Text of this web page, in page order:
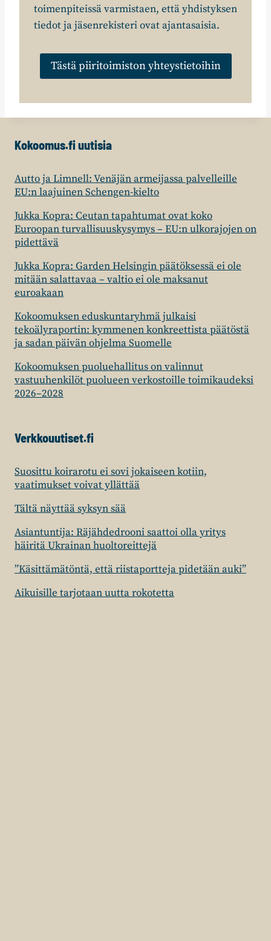
toimenpiteissä varmistaen, että yhdistyksen
tiedot ja jäsenrekisteri ovat ajantasaisia.
Tästä piiritoimiston yhteystietoihin
Kokoomus.fi uutisia
Autto ja Limnell: Venäjän armeijassa palvelleille
EU:n laajuinen Schengen-kielto
Jukka Kopra: Ceutan tapahtumat ovat koko
Euroopan turvallisuuskysymys – EU:n ulkorajojen on
pidettävä
Jukka Kopra: Garden Helsingin päätöksessä ei ole
mitään salattavaa – valtio ei ole maksanut
euroakaan
Kokoomuksen eduskuntaryhmä julkaisi
tekoälyraportin: kymmenen konkreettista päätöstä
ja sadan päivän ohjelma Suomelle
Kokoomuksen puoluehallitus on valinnut
vastuuhenkilöt puolueen verkostoille toimikaudeksi
2026–2028
Verkkouutiset.fi
Suosittu koirarotu ei sovi jokaiseen kotiin,
vaatimukset voivat yllättää
Tältä näyttää syksyn sää
Asiantuntija: Räjähdedrooni saattoi olla yritys
häiritä Ukrainan huoltoreittejä
”Käsittämätöntä, että riistaportteja pidetään auki”
Aikuisille tarjotaan uutta rokotetta